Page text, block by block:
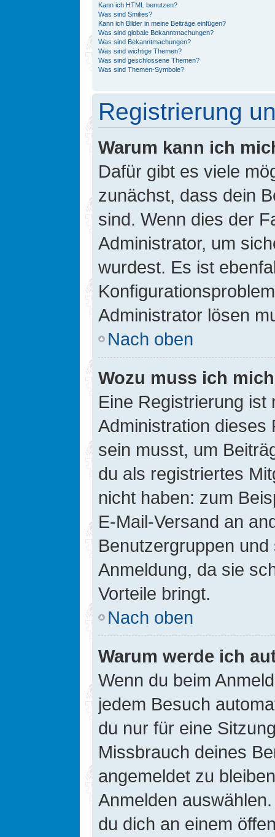
Kann ich HTML benutzen?
Was sind Smilies?
Kann ich Bilder in meine Beiträge einfügen?
Was sind globale Bekanntmachungen?
Was sind Bekanntmachungen?
Was sind wichtige Themen?
Was sind geschlossene Themen?
Was sind Themen-Symbole?
Registrierung
Warum kann ich
Dafür gibt es viele
zunächst, dass dein
sind. Wenn dies der
Administrator, um
wurdest. Es ist
Administrator lösen
Nach oben
Wozu muss ich
Eine Registrierung ist
Administration dieses
sein musst, um
du als registriertes
nicht haben: zum
E-Mail-Versand an
Benutzergruppen
Anmeldung, da sie
Vorteile bringt.
Nach oben
Warum werde ich
Wenn du beim
jedem Besuch
du nur für eine
Missbrauch deines
angemeldet zu
Anmelden
du dich an einem